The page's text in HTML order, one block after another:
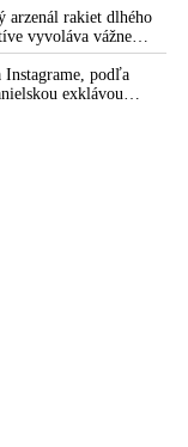
arzenál rakiet dlhého
vyvoláva vážne
vypuknutia
podľa
exklávou